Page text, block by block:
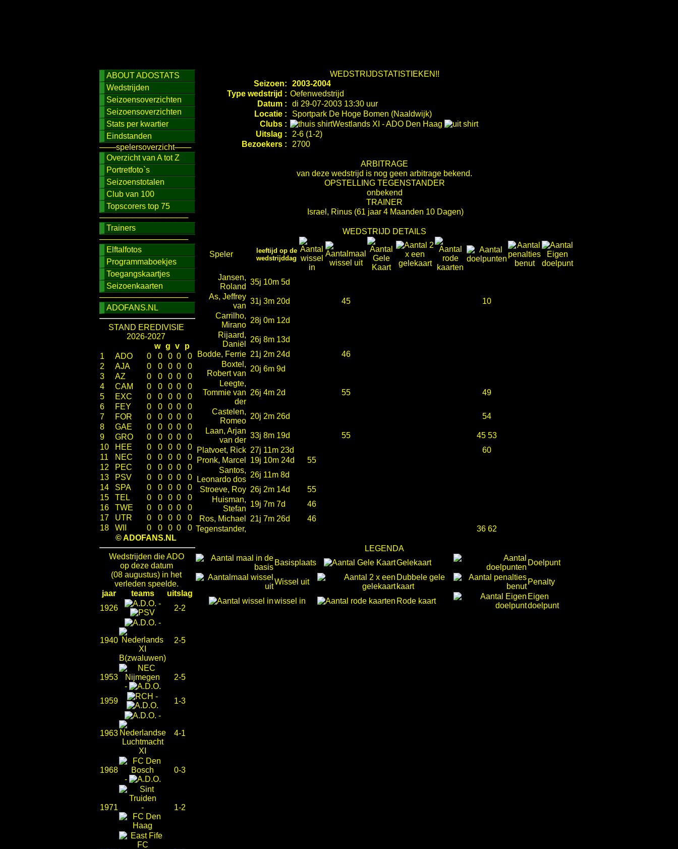
ABOUT ADOSTATS
Wedstrijden
Seizoensoverzichten
Seizoensoverzichten
Stats per kwartier
Eindstanden
───spelersoverzicht───
Overzicht van A tot Z
Portretfoto`s
Seizoenstotalen
Club van 100
Topscorers top 75
────────────────
Trainers
────────────────
Elftalfotos
Programmaboekjes
Toegangskaartjes
Seizoenkaarten
────────────────
ADOFANS.NL
STAND EREDIVISIE
2026-2027
w g v
p
1
ADO 0 0 0 0
0
2
AJA 0 0 0 0
0
3
AZ 0 0 0 0
0
4
CAM 0 0 0 0
0
5
EXC 0 0 0 0
0
6
FEY 0 0 0 0
0
7
FOR 0 0 0 0
0
8
GAE 0 0 0 0
0
9
GRO 0 0 0 0
0
10
HEE 0 0 0 0
0
11
NEC 0 0 0 0
0
12
PEC 0 0 0 0
0
13
PSV 0 0 0 0
0
14
SPA 0 0 0 0
0
15
TEL 0 0 0 0
0
16
TWE 0 0 0 0
0
17
UTR 0 0 0 0
0
18
WII 0 0 0 0
0
© ADOFANS.NL
Wedstrijden die ADO
op deze datum
(08 augustus) in het
verleden speelde.
jaar
teams
uitslag
1926
-
2-2
1940
-
2-5
1953
-
2-5
1959
-
1-3
1963
-
4-1
1968
-
0-3
1971 - 1-2
WEDSTRIJDSTATISTIEKEN!!
Seizoen:
2003-2004
Type wedstrijd : Oefenwedstrijd
Datum :
di 29-07-2003 13:30 uur
Locatie :
Sportpark De Hoge Bomen (Naaldwijk)
Clubs :
Westlands XI -ADO Den Haag
Uitslag :
2-6 (1-2)
Bezoekers :
2700
ARBITRAGE
van deze wedstrijd is nog geen arbitrage bekend.
OPSTELLING TEGENSTANDER
onbekend
TRAINER
Israel, Rinus (61 jaar 4 Maanden 10 Dagen)
WEDSTRIJD DETAILS
Speler
leeftijd op de
wedstrijddag
Jansen,
Roland
35j 10m 5d
As, Jeffrey
van
31j 3m 20d 45
10
Carrilho,
Mirano
28j 0m 12d
Rijaard,
Daniël
26j 8m 13d
Bodde, Ferrie 21j 2m 24d
46
Boxtel,
Robert van
20j 6m 9d
Leegte,
Tommie van
der
26j 4m 2d 55 49
Castelen,
Romeo
20j 2m 26d
54
Laan, Arjan
van der
33j 8m 19d 55
45 53
Platvoet, Rick 27j 11m 23d
60
Pronk, Marcel
19j 10m 24d
55
Santos,
Leonardo dos
26j 11m 8d
Stroeve, Roy 26j 2m 14d
55
Huisman,
Stefan
19j 7m 7d
46
Ros, Michael
21j 7m 26d
46
Tegenstander,
36 62
LEGENDA
Basisplaats
Gelekaart Doelpunt
Wissel uit
Dubbele gele
kaart
Penalty
wissel in Rode kaart
Eigen
doelpunt